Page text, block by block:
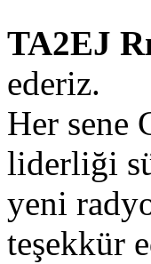
TA2EJ
ederiz.
Her sene
liderliği
yeni
teşekkür